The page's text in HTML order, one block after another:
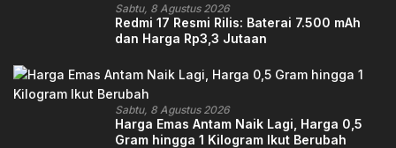
Sabtu, 8 Agustus 2026
Redmi 17 Resmi Rilis: Baterai 7.500 mAh
dan Harga Rp3,3 Jutaan
Sabtu, 8 Agustus 2026
Harga Emas Antam Naik Lagi, Harga 0,5
Gram hingga 1 Kilogram Ikut Berubah